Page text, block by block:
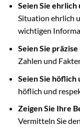
Seien Sie
Situation ehrlich
wichtigen
Seien Sie
Zahlen und
Seien Sie
höflich und
Zeigen Sie Ihre
Vermitteln Sie